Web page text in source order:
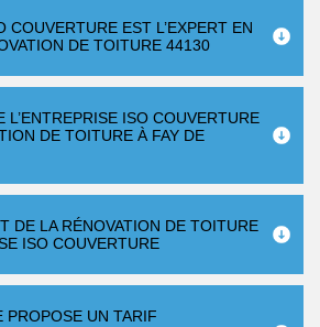
COUVERTURE EST L’EXPERT EN
DE TOITURE 44130
L’ENTREPRISE ISO COUVERTURE
DE TOITURE À FAY DE
DE LA RÉNOVATION DE TOITURE
ISO COUVERTURE
PROPOSE UN TARIF